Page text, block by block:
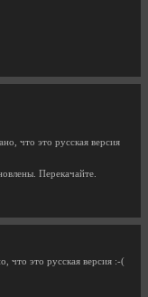
что это русская версия
Перекачайте.
что это русская версия :-(